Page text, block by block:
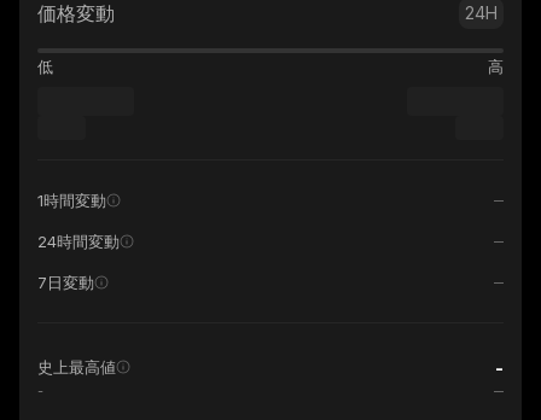
価格変動 24H
低 高
1時間変動
24時間変動
7日変動
史上最高値 -
-